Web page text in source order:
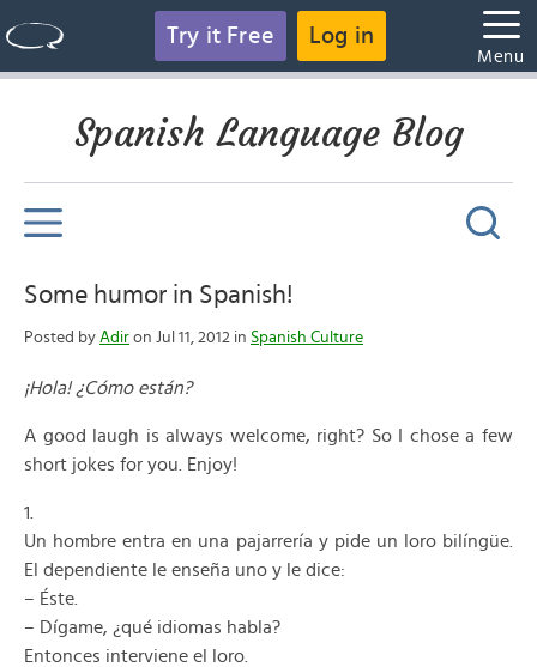
Try it Free Log in
Menu
Spanish Language Blog
Some humor in Spanish!
Posted by Adir on Jul 11, 2012 in Spanish Culture
¡Hola! ¿Cómo están?
A good laugh is always welcome, right? So I chose a few
short jokes for you. Enjoy!
1.
Un hombre entra en una pajarrería y pide un loro bilíngüe.
El dependiente le enseña uno y le dice:
– Éste.
– Dígame, ¿qué idiomas habla?
Entonces interviene el loro.